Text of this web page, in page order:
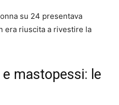
su 24 presentava
era riuscita a rivestire la
mastopessi: le